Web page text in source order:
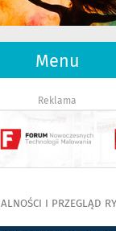
Menu
Reklama
I PRZEGLĄD